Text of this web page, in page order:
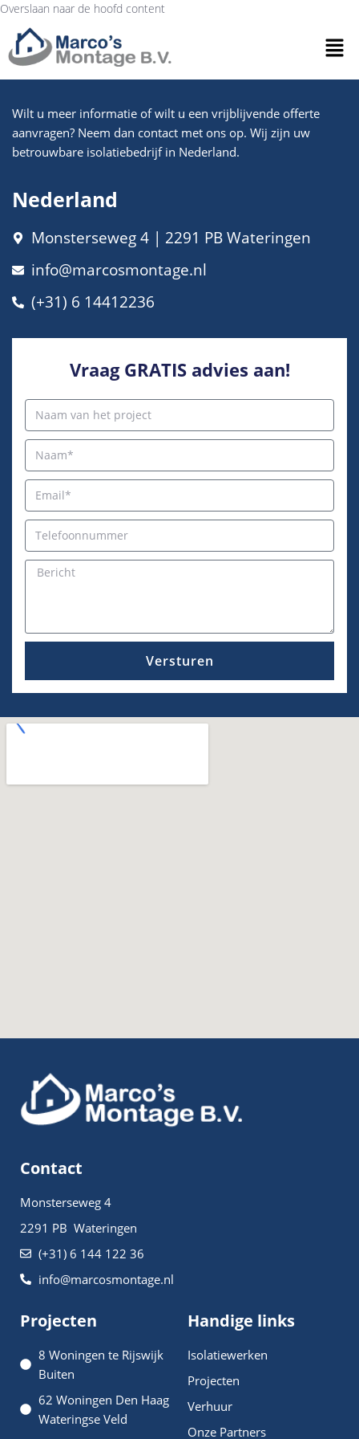
Overslaan naar de hoofd content
Wilt u meer informatie of wilt u een vrijblijvende offerte
aanvragen? Neem dan contact met ons op. Wij zijn uw
betrouwbare isolatiebedrijf in Nederland.
Nederland
Monsterseweg 4 | 2291 PB Wateringen
info@marcosmontage.nl
(+31) 6 14412236
Vraag GRATIS advies aan!
Versturen
Contact
Monsterseweg 4
2291 PB Wateringen
(+31) 6 144 122 36
info@marcosmontage.nl
Projecten
8 Woningen te Rijswijk
Buiten
62 Woningen Den Haag
Wateringse Veld
Handige links
Isolatiewerken
Projecten
Verhuur
Onze Partners